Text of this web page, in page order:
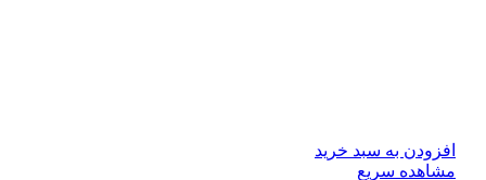
افزودن به سبد خرید
مشاهده سریع